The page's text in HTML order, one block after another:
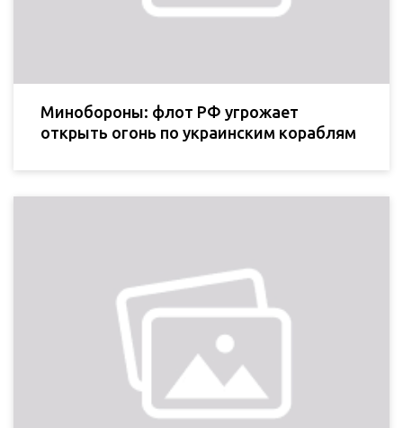
Минобороны: флот РФ угрожает
открыть огонь по украинским кораблям